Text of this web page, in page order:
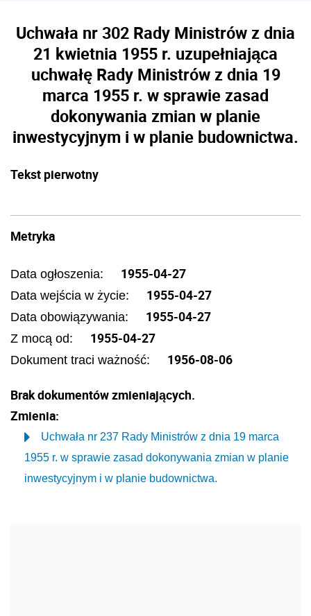
Uchwała nr 302 Rady Ministrów z dnia
21 kwietnia 1955 r. uzupełniająca
uchwałę Rady Ministrów z dnia 19
marca 1955 r. w sprawie zasad
dokonywania zmian w planie
inwestycyjnym i w planie budownictwa.
Tekst pierwotny
Metryka
Data ogłoszenia: 1955-04-27
Data wejścia w życie: 1955-04-27
Data obowiązywania: 1955-04-27
Z mocą od: 1955-04-27
Dokument traci ważność: 1956-08-06
Brak dokumentów zmieniających.
Zmienia:
Uchwała nr 237 Rady Ministrów z dnia 19 marca
1955 r. w sprawie zasad dokonywania zmian w planie
inwestycyjnym i w planie budownictwa.